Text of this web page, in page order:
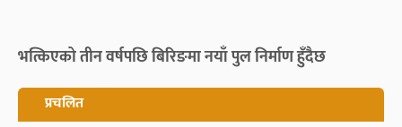
भत्किएको तीन वर्षपछि बिरिङमा नयाँ पुल निर्माण हुँदैछ
प्रचलित